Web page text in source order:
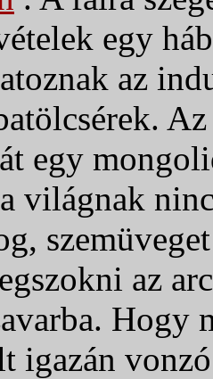
egy
az
egy
világnak
az
Hogy
igazán